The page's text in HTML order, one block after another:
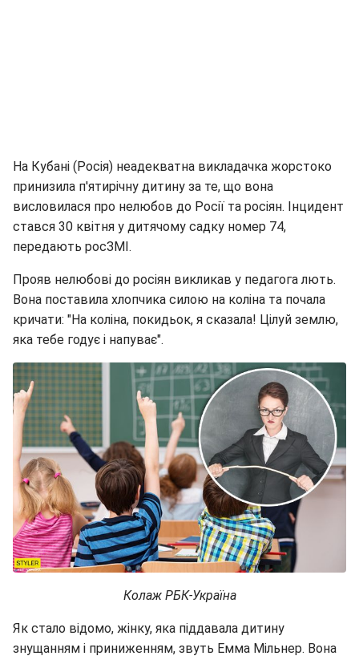
На Кубані (Росія) неадекватна викладачка жорстоко
принизила п'ятирічну дитину за те, що вона
висловилася про нелюбов до Росії та росіян. Інцидент
стався 30 квітня у дитячому садку номер 74,
передають росЗМІ.
Прояв нелюбові до росіян викликав у педагога лють.
Вона поставила хлопчика силою на коліна та почала
кричати: "На коліна, покидьок, я сказала! Цілуй землю,
яка тебе годує і напуває".
Колаж РБК-Україна
Як стало відомо, жінку, яка піддавала дитину
знущанням і приниженням, звуть Емма Мільнер. Вона